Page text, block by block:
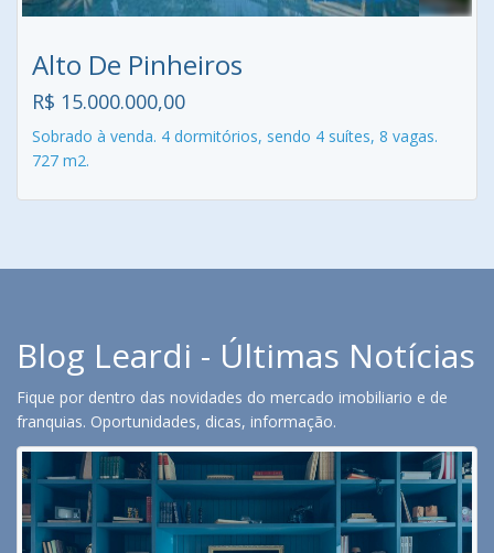
Alto De Pinheiros
R$ 15.000.000,00
Sobrado à venda. 4 dormitórios, sendo 4 suítes, 8 vagas.
727 m2.
Blog Leardi - Últimas Notícias
Fique por dentro das novidades do mercado imobiliario e de
franquias. Oportunidades, dicas, informação.